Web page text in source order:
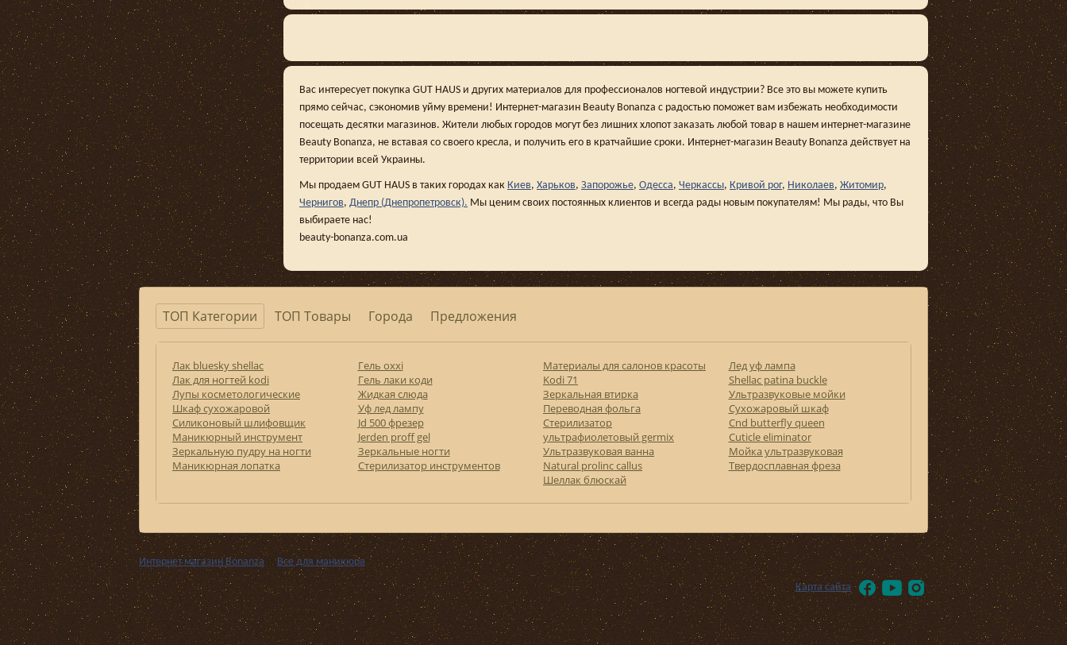
Вас интересует покупка GUT HAUS и других материалов для профессионалов ногтевой индустрии? Все это вы можете купить
прямо сейчас, сэкономив уйму времени! Интернет-магазин Beauty Bonanza с радостью поможет вам избежать необходимости
посещать десятки магазинов. Жители любых городов могут без лишних хлопот заказать любой товар в нашем интернет-магазине
Beauty Bonanza, не вставая со своего кресла, и получить его в кратчайшие сроки. Интернет-магазин Beauty Bonanza действует на
территории всей Украины.
Мы продаем GUT HAUS в таких городах как Киев, Харьков, Запорожье, Одесса, Черкассы, Кривой рог, Николаев, Житомир,
Чернигов, Днепр (Днепропетровск). Мы ценим своих постоянных клиентов и всегда рады новым покупателям! Мы рады, что Вы
выбираете нас!
beauty-bonanza.com.ua
ТОП Категории ТОП Товары Города Предложения
Лак bluesky shellac
Лак для ногтей kodi
Лупы косметологические
Шкаф сухожаровой
Силиконовый шлифовщик
Маникюрный инструмент
Зеркальную пудру на ногти
Маникюрная лопатка
Гель oxxi
Гель лаки коди
Жидкая слюда
Уф лед лампу
Jd 500 фрезер
Jerden proff gel
Зеркальные ногти
Стерилизатор инструментов
Материалы для салонов красоты
Kodi 71
Зеркальная втирка
Переводная фольга
Стерилизатор
ультрафиолетовый germix
Ультразвуковая ванна
Natural prolinc callus
Шеллак блюскай
Лед уф лампа
Shellac patina buckle
Ультразвуковые мойки
Сухожаровый шкаф
Cnd butterfly queen
Cuticle eliminator
Мойка ультразвуковая
Твердосплавная фреза
Интернет магазин Bonanza ›› Все для маникюра
Карта сайта